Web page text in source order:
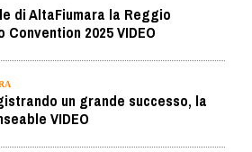
di AltaFiumara la Reggio
2025 VIDEO
un grande successo, la
VIDEO